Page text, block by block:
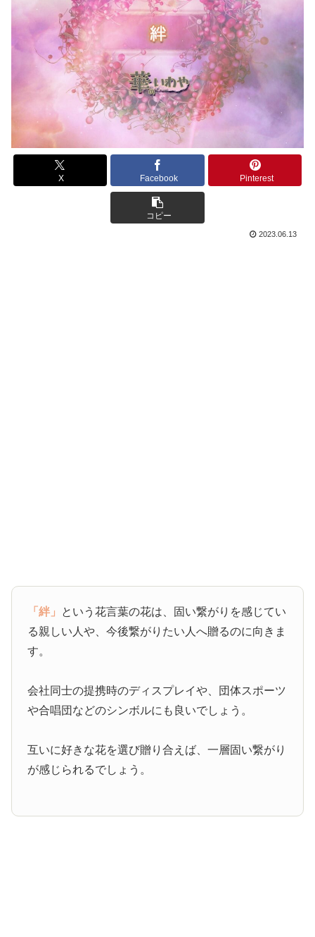
X Facebook Pinterest
コピー
2023.06.13
「絆」 という花言葉の花は、固い繋がりを感じてい
る親しい人や、今後繋がりたい人へ贈るのに向きま
す。
会社同士の提携時のディスプレイや、団体スポーツ
や合唱団などのシンボルにも良いでしょう。
互いに好きな花を選び贈り合えば、一層固い繋がり
が感じられるでしょう。